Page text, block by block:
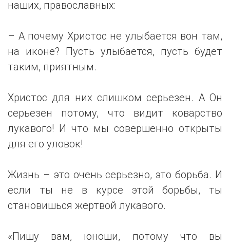
наших, православных:
– А почему Христос не улыбается вон там,
на иконе? Пусть улыбается, пусть будет
таким, приятным.
Христос для них слишком серьезен. А Он
серьезен потому, что видит коварство
лукавого! И что мы совершенно открыты
для его уловок!
Жизнь – это очень серьезно, это борьба. И
если ты не в курсе этой борьбы, ты
становишься жертвой лукавого.
«Пишу вам, юноши, потому что вы